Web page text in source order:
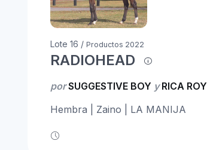
Lote 16 / Productos 2022
RADIOHEAD
porSUGGESTIVE BOY yRICA ROY
Hembra | Zaino | LA MANIJA